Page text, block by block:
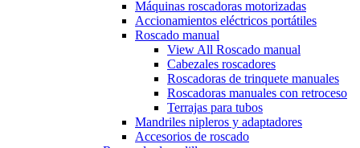
Máquinas roscadoras motorizadas
Accionamientos eléctricos portátiles
Roscado manual
View All Roscado manual
Cabezales roscadores
Roscadoras de trinquete manuales
Roscadoras manuales con retroceso
Terrajas para tubos
Mandriles nipleros y adaptadores
Accesorios de roscado